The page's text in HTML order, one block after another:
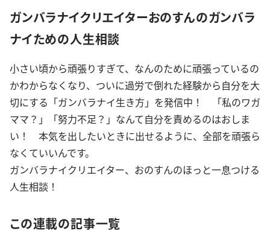
ガンバラナイクリエイターおのすんのガンバラ
ナイための人生相談
小さい頃から頑張りすぎて、なんのために頑張っているの
かわからなくなり、ついに過労で倒れた経験から自分を大
切にする「ガンバラナイ生き方」を発信中！ 「私のワガ
ママ？」「努力不足？」なんて自分を責めるのはおしま
い！ 本気を出したいときに出せるように、全部を頑張ら
なくていいんです。
ガンバラナイクリエイター、おのすんのほっと一息つける
人生相談！
この連載の記事一覧